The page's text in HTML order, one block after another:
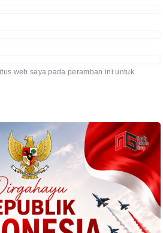
web saya pada peramban ini untuk